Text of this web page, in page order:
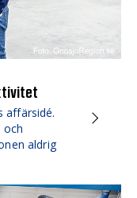
affärsidé.
och
aldrig